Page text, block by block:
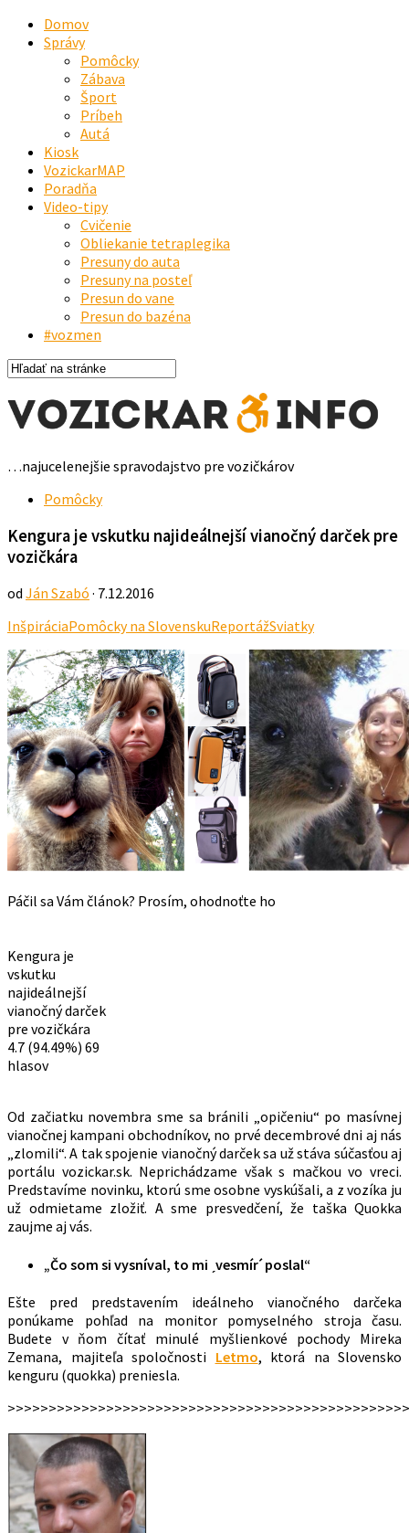
Domov
Správy
Pomôcky
Zábava
Šport
Príbeh
Autá
Kiosk
VozickarMAP
Poradňa
Video-tipy
Cvičenie
Obliekanie tetraplegika
Presuny do auta
Presuny na posteľ
Presun do vane
Presun do bazéna
#vozmen
…najucelenejšie spravodajstvo pre vozičkárov
Pomôcky
Kengura je vskutku najideálnejší vianočný darček pre
vozičkára
od Ján Szabó · 7.12.2016
InšpiráciaPomôcky na SlovenskuReportážSviatky
Páčil sa Vám článok? Prosím, ohodnoťte ho
Kengura je
vskutku
najideálnejší
vianočný darček
pre vozičkára
4.7 (94.49%) 69
hlasov
Od začiatku novembra sme sa bránili „opičeniu“ po masívnej
vianočnej kampani obchodníkov, no prvé decembrové dni aj nás
„zlomili“. A tak spojenie vianočný darček sa už stáva súčasťou aj
portálu vozickar.sk. Neprichádzame však s mačkou vo vreci.
Predstavíme novinku, ktorú sme osobne vyskúšali, a z vozíka ju
už odmietame zložiť. A sme presvedčení, že taška Quokka
zaujme aj vás.
„Čo som si vysníval, to mi ˏvesmírˊ poslal“
Ešte pred predstavením ideálneho vianočného darčeka
ponúkame pohľad na monitor pomyselného stroja času.
Budete v ňom čítať minulé myšlienkové pochody Mireka
Zemana, majiteľa spoločnosti Letmo, ktorá na Slovensko
kenguru (quokka) preniesla.